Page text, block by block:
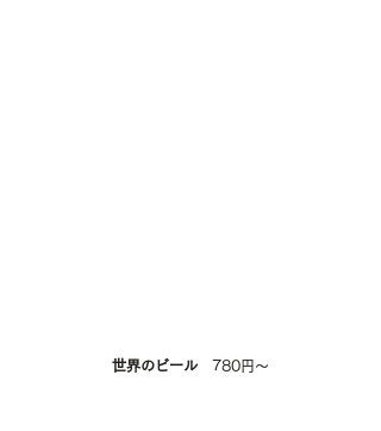
世界のビール 780円～